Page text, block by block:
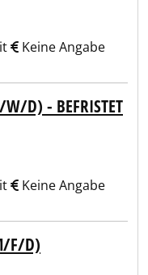
Keine Angabe
D) - BEFRISTET
Keine Angabe
F/D)